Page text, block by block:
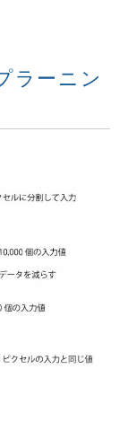
ラーニン